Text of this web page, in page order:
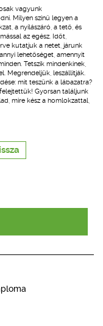
vagyunk
Milyen színű legyen a
a nyílászáró, a tető, és
az egész. Időt,
kutatjuk a netet, járunk
lehetőséget, amennyit
Tetszik mindenkinek,
Megrendeljük, leszállítják.
mit teszünk a lábazatra?
Gyorsan találjunk
mire kész a homlokzattal,